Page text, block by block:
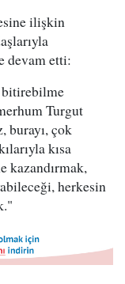
ilişkin
devam etti:
bitirebilme
Turgut
burayı, çok
kısa
kazandırmak,
herkesin